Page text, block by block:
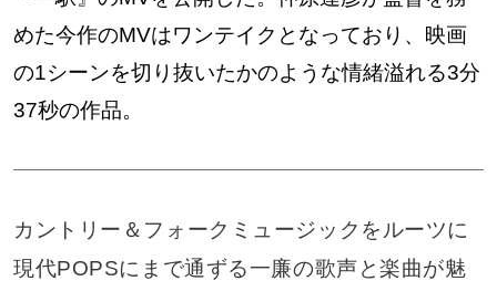
めた今作のMVはワンテイクとなっており、映画
の1シーンを切り抜いたかのような情緒溢れる3分
37秒の作品。
カントリー＆フォークミュージックをルーツに
現代POPSにまで通ずる一廉の歌声と楽曲が魅